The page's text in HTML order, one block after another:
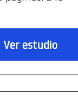
Ver estudio